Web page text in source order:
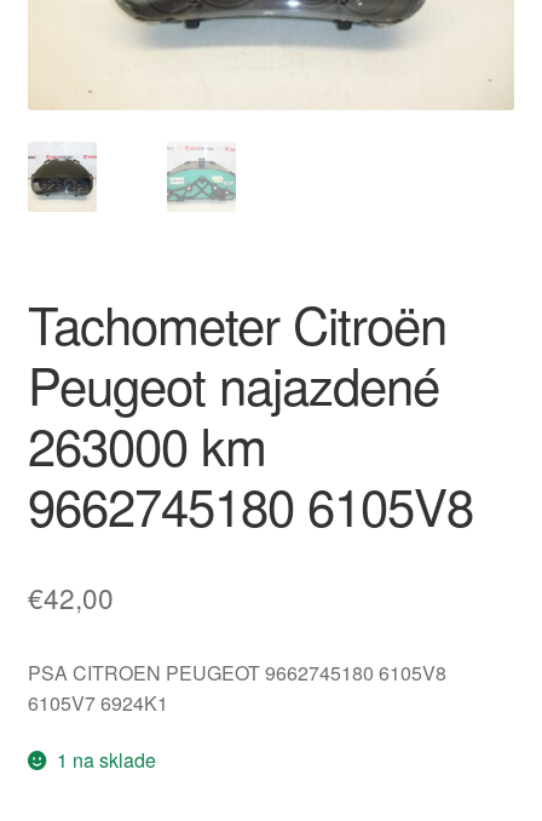
Obchodné podmienky
Ochrana osobních údajů
Platby
Reklamačný poriadok
Tachometer Citroën
Peugeot najazdené
263000 km
9662745180 6105V8
€42,00
PSA CITROEN PEUGEOT 9662745180 6105V8
6105V7 6924K1
1 na sklade